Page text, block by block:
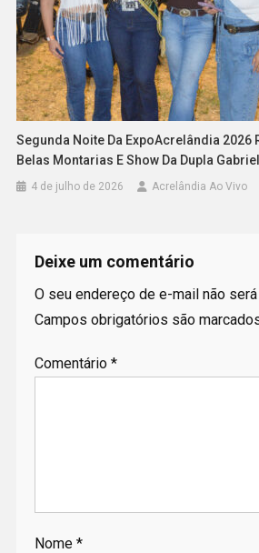
Segunda Noite Da ExpoAcrelândia 2026
Belas Montarias E Show Da Dupla
4 de julho de 2026 Acrelândia Ao Vivo
Deixe um comentário
O seu endereço de e-mail não
Campos obrigatórios são
Comentário *
Nome *